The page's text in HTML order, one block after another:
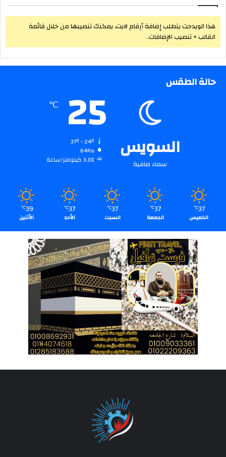
هذا الويدجت يتطلب إضافة أرقام لايت، يمكنك تنصيبها من خلال قائمة
القالب > تنصيب الإضافات.
حالة الطقس
السويس
سماء صافية
25
℃
64%
3.01 كيلومتر/ساعة
37
℃
الخميس
37
℃
الجمعة
37
℃
السبت
37
℃
الأحد
39
℃
الأثنين